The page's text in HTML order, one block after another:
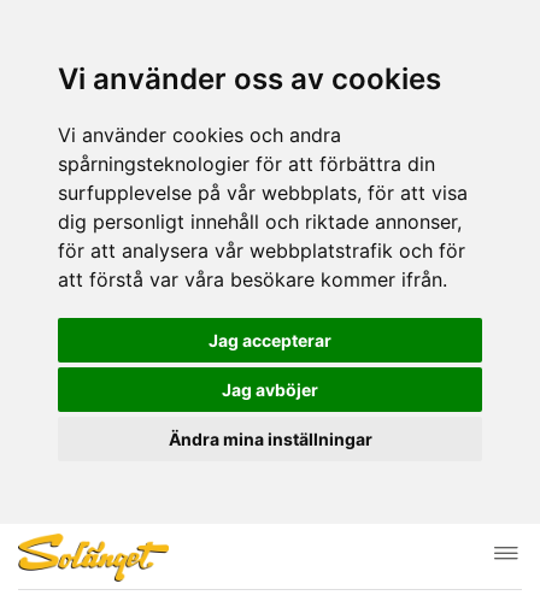
Vi använder oss av cookies
Vi använder cookies och andra
spårningsteknologier för att förbättra din
surfupplevelse på vår webbplats, för att visa
dig personligt innehåll och riktade annonser,
för att analysera vår webbplatstrafik och för
att förstå var våra besökare kommer ifrån.
Jag accepterar
Jag avböjer
Ändra mina inställningar